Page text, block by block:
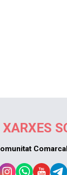
XARXES